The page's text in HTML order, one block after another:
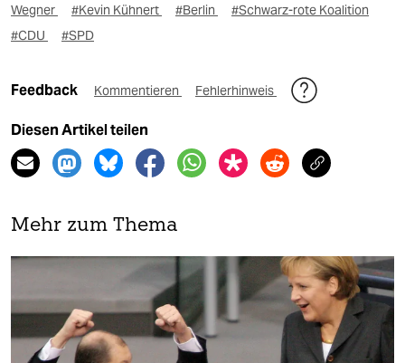
Wegner
#Kevin Kühnert #Berlin
#Schwarz-rote Koalition
#CDU
#SPD
Feedback Kommentieren Fehlerhinweis
Diesen Artikel teilen
Mehr zum Thema